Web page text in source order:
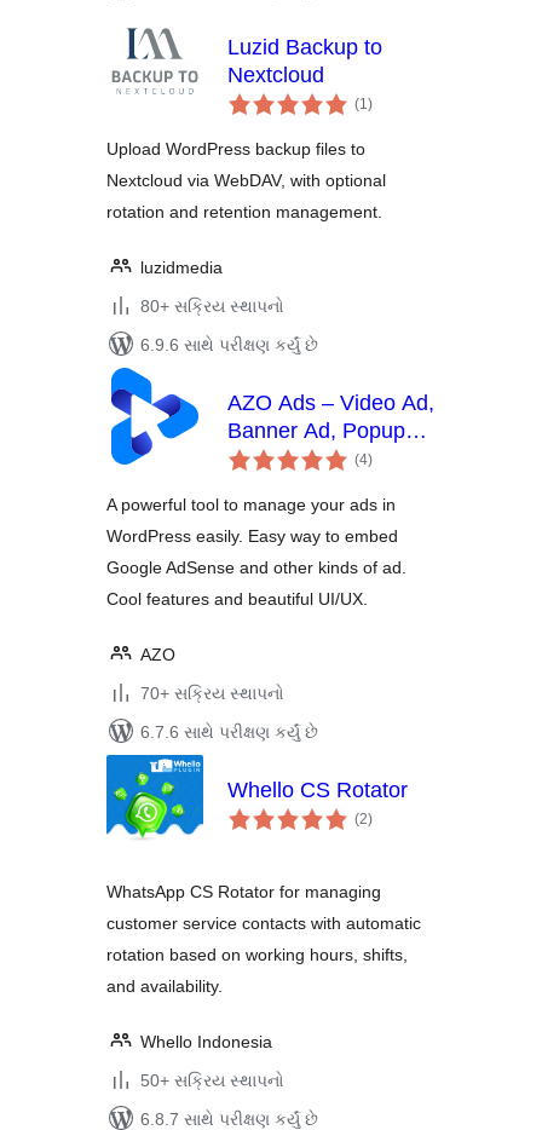
Luzid Backup to
Nextcloud
(1કુલ
રેટિંગ્સ
)
Upload WordPress backup files to
Nextcloud via WebDAV, with optional
rotation and retention management.
luzidmedia
80+ સક્રિય સ્થાપનો
6.9.6 સાથે પરીક્ષણ કર્યું છે
AZO Ads – Video Ad,
Banner Ad, Popup
Ad, AdSense Ad &
(4કુલ
રેટિંગ્સ
)
A powerful tool to manage your ads in
WordPress easily. Easy way to embed
Google AdSense and other kinds of ad.
Cool features and beautiful UI/UX.
AZO
70+ સક્રિય સ્થાપનો
6.7.6 સાથે પરીક્ષણ કર્યું છે
Whello CS Rotator
(2કુલ
રેટિંગ્સ
)
WhatsApp CS Rotator for managing
customer service contacts with automatic
rotation based on working hours, shifts,
and availability.
Whello Indonesia
50+ સક્રિય સ્થાપનો
6.8.7 સાથે પરીક્ષણ કર્યું છે